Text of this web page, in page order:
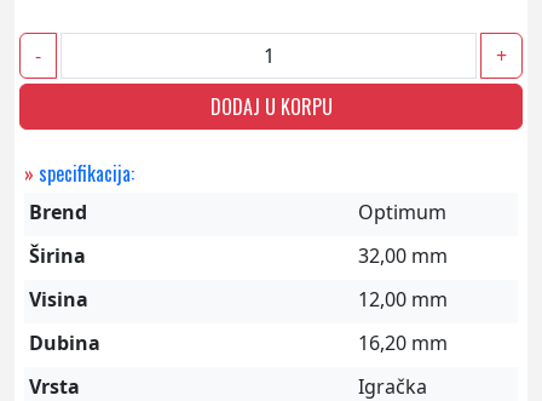
- +
DODAJ U KORPU
» specifikacija:
Brend
Optimum
Širina
32,00 mm
Visina
12,00 mm
Dubina
16,20 mm
Vrsta
Igračka